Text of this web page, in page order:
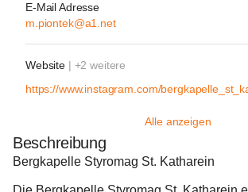
E-Mail Adresse
m.piontek@a1.net
Website | +2 weitere
https://www.instagram.com/
Alle anzeigen
Beschreibung
Bergkapelle Styromag St. Katharein